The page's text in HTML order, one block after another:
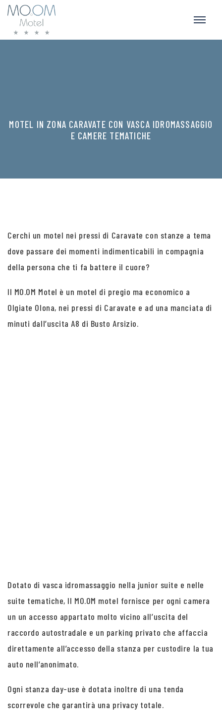
MOTEL IN ZONA CARAVATE CON VASCA IDROMASSAGGIO
E CAMERE TEMATICHE
Cerchi un motel nei pressi di Caravate con stanze a tema
dove passare dei momenti indimenticabili in compagnia
della persona che ti fa battere il cuore?
Il MO.OM Motel è un motel di pregio ma economico a
Olgiate Olona, nei pressi di Caravate e ad una manciata di
minuti dall’uscita A8 di Busto Arsizio.
Dotato di vasca idromassaggio nella junior suite e nelle
suite tematiche, Il MO.OM motel fornisce per ogni camera
un un accesso appartato molto vicino all’uscita del
raccordo autostradale e un parking privato che affaccia
direttamente all’accesso della stanza per custodire la tua
auto nell’anonimato.
Ogni stanza day-use è dotata inoltre di una tenda
scorrevole che garantirà una privacy totale.